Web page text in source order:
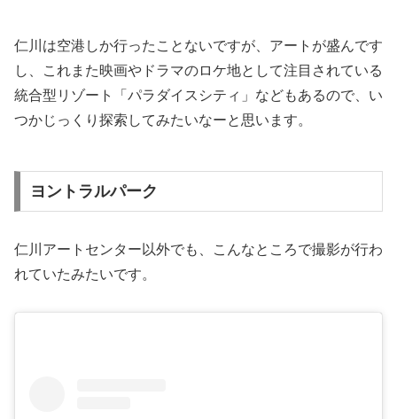
仁川は空港しか行ったことないですが、アートが盛んです
し、これまた映画やドラマのロケ地として注目されている
統合型リゾート「パラダイスシティ」などもあるので、い
つかじっくり探索してみたいなーと思います。
ヨントラルパーク
仁川アートセンター以外でも、こんなところで撮影が行わ
れていたみたいです。